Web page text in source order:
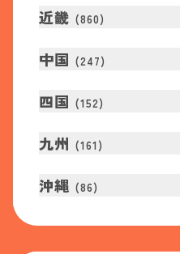
近畿 (860)
中国 (247)
四国 (152)
九州 (161 )
沖縄 (86)